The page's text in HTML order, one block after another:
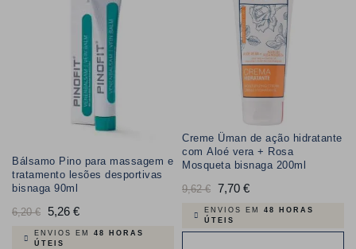
Bálsamo Pino para massagem e
tratamento lesões desportivas
bisnaga 90ml
Preço
normal
6,20 € 5,26 €Preço
ENVIOS EM 48 HORAS
ÚTEIS
Creme Üman de ação hidratante
com Aloé vera + Rosa
Mosqueta bisnaga 200ml
Preço
normal
9,62 € 7,70 €Preço
ENVIOS EM 48 HORAS
ÚTEIS